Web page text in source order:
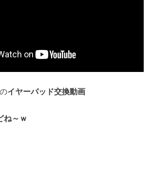
のイヤーパッド交換動画
ね～ｗ